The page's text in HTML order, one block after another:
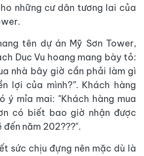
những cư dân tương lai của
tên dự án Mỹ Sơn Tower,
Duc Vu hoang mang bày tỏ:
nhà bây giờ cần phải làm gì
lợi của mình?”. Khách hàng
ý mỉa mai: "Khách hàng mua
có biết bao giờ nhận được
năm 202???".
sức chịu đựng nên mặc dù là